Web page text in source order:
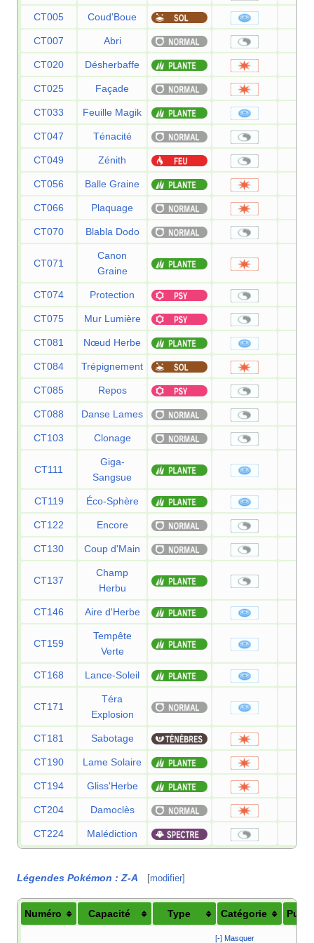
CT005 Coud'Boue
CT007 Abri
CT020 Désherbaffe
CT025 Façade
CT033 Feuille Magik
CT047 Ténacité
CT049 Zénith
CT056 Balle Graine
CT066 Plaquage
CT070 Blabla Dodo
CT071
Canon
Graine
CT074 Protection
CT075 Mur Lumière
CT081 Nœud Herbe
CT084 Trépignement
CT085 Repos
CT088 Danse Lames
CT103 Clonage
CT111
Giga-
Sangsue
CT119 Éco-Sphère
CT122 Encore
CT130 Coup d'Main
CT137
Champ
Herbu
CT146 Aire d'Herbe
CT159
Tempête
Verte
CT168 Lance-Soleil
CT171
Téra
Explosion
CT181 Sabotage
CT190 Lame Solaire
CT194 Gliss'Herbe
CT204 Damoclès
CT224 Malédiction
Légendes Pokémon :Z-A [modifier]
Numéro Capacité Type Catégorie
[-] Masquer